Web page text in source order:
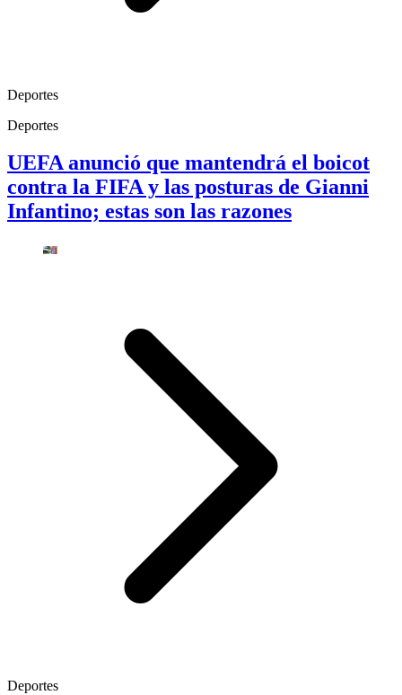
Deportes
Deportes
UEFA anunció que mantendrá el boicot
contra la FIFA y las posturas de Gianni
Infantino; estas son las razones
Deportes